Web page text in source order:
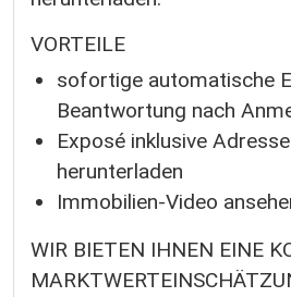
VORTEILE
sofortige automatische
Beantwortung nach
Exposé inklusive
herunterladen
Immobilien-Video
WIR BIETEN IHNEN EINE